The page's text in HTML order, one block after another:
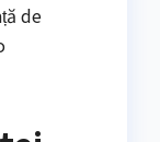
de